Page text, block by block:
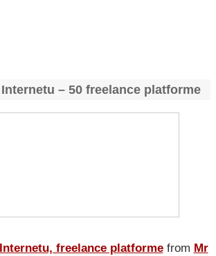
– 50 freelance platforme
freelance platforme from Mr